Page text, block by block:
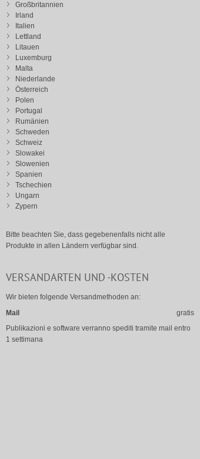
Großbritannien
Irland
Italien
Lettland
Litauen
Luxemburg
Malta
Niederlande
Österreich
Polen
Portugal
Rumänien
Schweden
Schweiz
Slowakei
Slowenien
Spanien
Tschechien
Ungarn
Zypern
Bitte beachten Sie, dass gegebenenfalls nicht alle
Produkte in allen Ländern verfügbar sind.
VERSANDARTEN UND -KOSTEN
Wir bieten folgende Versandmethoden an:
Mail
gratis
Publikazioni e software verranno spediti tramite mail entro
1 settimana